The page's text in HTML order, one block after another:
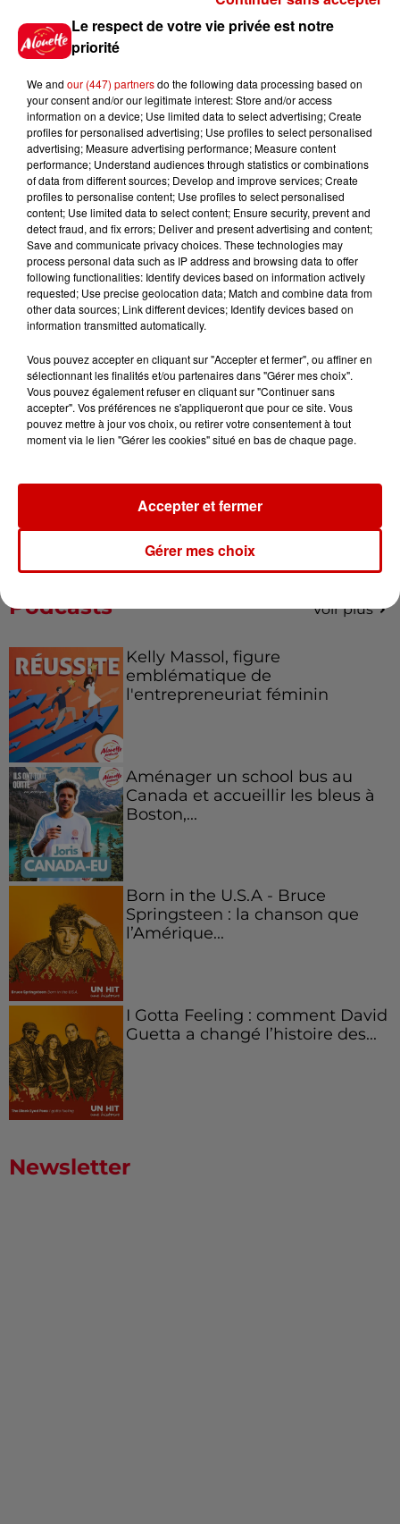
Jeux
Gagnez vos places pour le
Festival du Roi Arthur 2026 !
Gagnez vos entrées pour le
Musée du Sport Automobile au
Mans !
Alouette vous invite à
Futuroscope Xperiences !
Podcasts Voir plus
Kelly Massol, figure
emblématique de
l'entrepreneuriat féminin
Aménager un school bus au
Canada et accueillir les bleus à
Boston,...
Born in the U.S.A - Bruce
Springsteen : la chanson que
l’Amérique...
I Gotta Feeling : comment David
Guetta a changé l’histoire des...
Newsletter
Le respect de votre vie privée est notre
priorité
We and our (447) partnersdo the following data processing based on
your consent and/or our legitimate interest: Store and/or access
information on a device; Use limited data to select advertising; Create
profiles for personalised advertising; Use profiles to select personalised
advertising; Measure advertising performance; Measure content
performance; Understand audiences through statistics or combinations
of data from different sources; Develop and improve services; Create
profiles to personalise content; Use profiles to select personalised
content; Use limited data to select content; Ensure security, prevent and
detect fraud, and fix errors; Deliver and present advertising and content;
Save and communicate privacy choices. These technologies may
process personal data such as IP address and browsing data to offer
following functionalities: Identify devices based on information actively
requested; Use precise geolocation data; Match and combine data from
other data sources; Link different devices; Identify devices based on
information transmitted automatically.
Vous pouvez accepter en cliquant sur "Accepter et fermer", ou affiner en
sélectionnant les finalités et/ou partenaires dans "Gérer mes choix".
Vous pouvez également refuser en cliquant sur "Continuer sans
accepter". Vos préférences ne s'appliqueront que pour ce site. Vous
pouvez mettre à jour vos choix, ou retirer votre consentement à tout
moment via le lien "Gérer les cookies" situé en bas de chaque page.
Gérer mes choix
Accepter et fermer